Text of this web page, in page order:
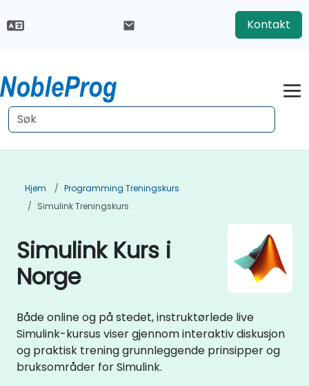
Kontakt
Hjem
Programming Treningskurs
Simulink Treningskurs
Simulink Kurs i
Norge
Både online og på stedet, instruktørlede live
Simulink-kursus viser gjennom interaktiv diskusjon
og praktisk trening grunnleggende prinsipper og
bruksområder for Simulink.